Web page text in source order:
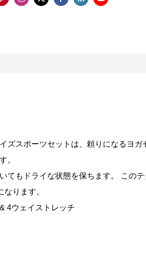
スポーツセットは、頼りになるヨガ
。
もドライな状態を保ちます。 この
ります。
4ウェイストレッチ